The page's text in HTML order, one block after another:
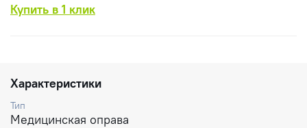
Купить в 1 клик
Характеристики
Тип
Медицинская оправа